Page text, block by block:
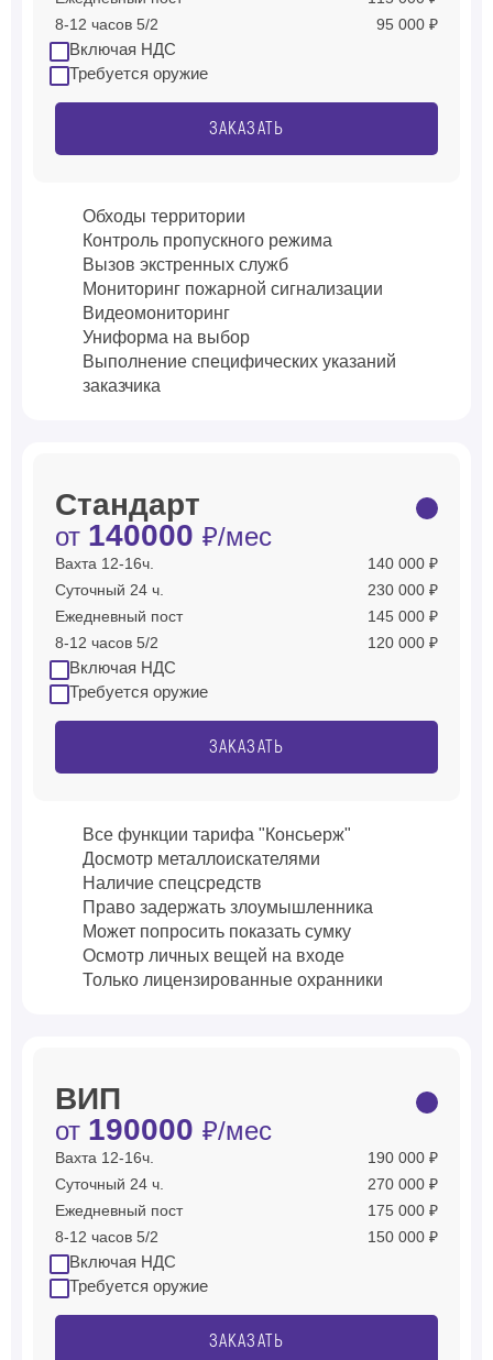
8-12 часов 5/2
95 000 ₽
Включая НДС
Требуется оружие
ЗАКАЗАТЬ
Обходы территории
Контроль пропускного режима
Вызов экстренных служб
Мониторинг пожарной сигнализации
Видеомониторинг
Униформа на выбор
Выполнение специфических указаний
заказчика
Стандарт
от 140000 ₽/мес
Вахта 12-16ч.
140 000 ₽
Суточный 24 ч.
230 000 ₽
Ежедневный пост
145 000 ₽
8-12 часов 5/2
120 000 ₽
Включая НДС
Требуется оружие
ЗАКАЗАТЬ
Все функции тарифа "Консьерж"
Досмотр металлоискателями
Наличие спецсредств
Право задержать злоумышленника
Может попросить показать сумку
Осмотр личных вещей на входе
Только лицензированные охранники
ВИП
от 190000 ₽/мес
Вахта 12-16ч.
190 000 ₽
Суточный 24 ч.
270 000 ₽
Ежедневный пост
175 000 ₽
8-12 часов 5/2
150 000 ₽
Включая НДС
Требуется оружие
ЗАКАЗАТЬ